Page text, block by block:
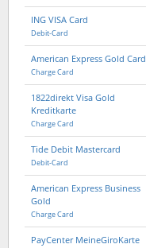
ING VISA Card
Debit-Card
American Express Gold Card
Charge Card
1822direkt Visa Gold
Kreditkarte
Charge Card
Tide Debit Mastercard
Debit-Card
American Express Business
Gold
Charge Card
PayCenter MeineGiroKarte